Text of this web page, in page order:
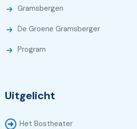
Gramsbergen
De Groene Gramsberger
Program
Uitgelicht
Het Bostheater